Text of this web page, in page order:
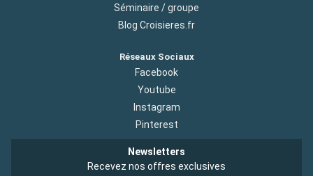
Séminaire / groupe
Blog Croisieres.fr
Réseaux Sociaux
Facebook
Youtube
Instagram
Pinterest
Newsletters
Recevez nos offres exclusives